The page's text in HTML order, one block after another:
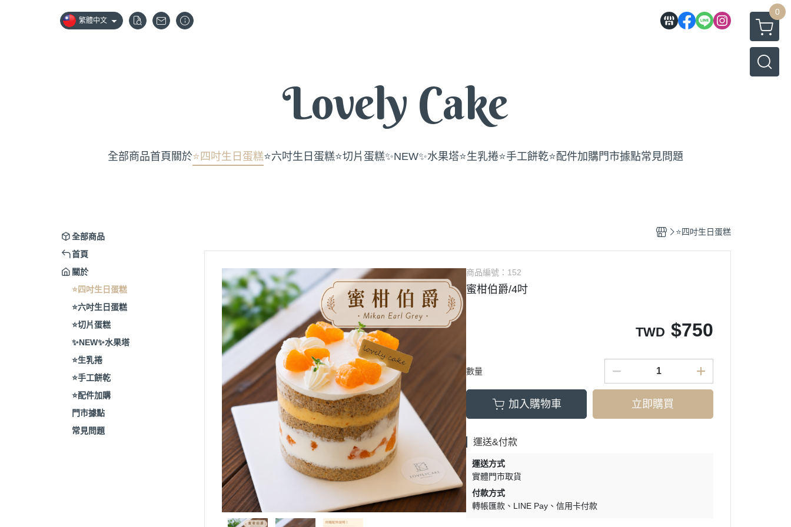
繁體中文
0
Lovely Cake
全部商品首頁 關於⭐️四吋生日蛋糕⭐️六吋生日蛋糕⭐️切片蛋糕✨NEW✨水果塔⭐️生乳捲⭐️手工餅乾⭐️配件加購門市據點常見問題
全部商品
首頁
關於
⭐️四吋生日蛋糕
⭐️六吋生日蛋糕
⭐️切片蛋糕
✨NEW✨水果塔
⭐️生乳捲
⭐️手工餅乾
⭐️配件加購
門市據點
常見問題
⭐️四吋生日蛋糕
商品編號： 152
蜜柑伯爵/4吋
TWD $750
數量
加入購物車 立即購買
運送&付款
運送方式
實體門市取貨
付款方式
轉帳匯款
LINE Pay 信用卡付款